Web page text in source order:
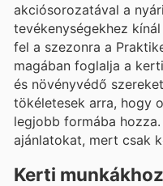
akciósorozatával a
tevékenységekhez
fel a szezonra a
magában foglalja a
és növényvédő
tökéletesek arra, hogy
legjobb formába
ajánlatokat, mert csak
Kerti